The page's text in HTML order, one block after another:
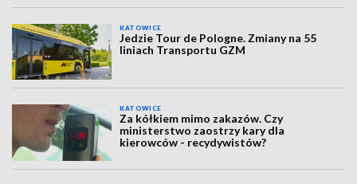
KATOWICE
Jedzie Tour de Pologne. Zmiany na 55
liniach Transportu GZM
KATOWICE
Za kółkiem mimo zakazów. Czy
ministerstwo zaostrzy kary dla
kierowców - recydywistów?